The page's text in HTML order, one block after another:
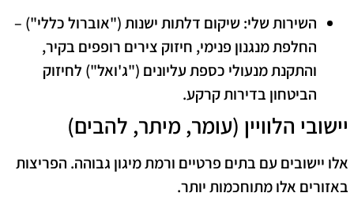
השירות שלי: שיקום דלתות ישנות ("אוברול כללי") –
החלפת מנגנון פנימי, חיזוק צירים רופפים בקיר,
והתקנת מנעולי כספת עליונים ("ג'ואל") לחיזוק
הביטחון בדירות קרקע.
​יישובי הלוויין (עומר, מיתר, להבים)
​אלו יישובים עם בתים פרטיים ורמת מיגון גבוהה. הפריצות
באזורים אלו מתוחכמות יותר.